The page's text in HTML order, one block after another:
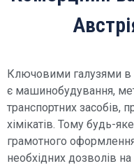
Ключовими галузями в
є машинобудування,
транспортних засобів,
хімікатів. Тому будь-
грамотного
необхідних дозволів